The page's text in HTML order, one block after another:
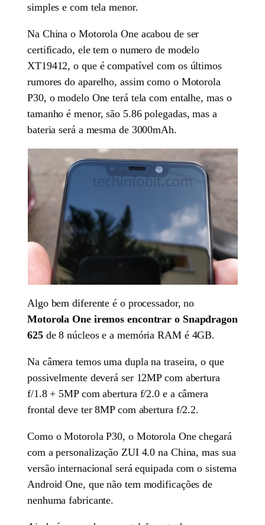
simples e com tela menor.
Na China o Motorola One acabou de ser
certificado, ele tem o numero de modelo
XT19412, o que é compatível com os últimos
rumores do aparelho, assim como o Motorola
P30, o modelo One terá tela com entalhe, mas o
tamanho é menor, são 5.86 polegadas, mas a
bateria será a mesma de 3000mAh.
Algo bem diferente é o processador, no
Motorola One iremos encontrar o Snapdragon
625de 8 núcleos e a memória RAM é 4GB.
Na câmera temos uma dupla na traseira, o que
possivelmente deverá ser 12MP com abertura
f/1.8 + 5MP com abertura f/2.0 e a câmera
frontal deve ter 8MP com abertura f/2.2.
Como o Motorola P30, o Motorola One chegará
com a personalização ZUI 4.0 na China, mas sua
versão internacional será equipada com o sistema
Android One, que não tem modificações de
nenhuma fabricante.